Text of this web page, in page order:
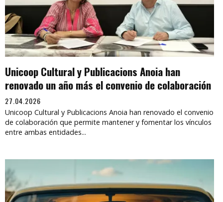
Unicoop Cultural y Publicacions Anoia han
renovado un año más el convenio de colaboración
27.04.2026
Unicoop Cultural y Publicacions Anoia han renovado el convenio
de colaboración que permite mantener y fomentar los vínculos
entre ambas entidades...